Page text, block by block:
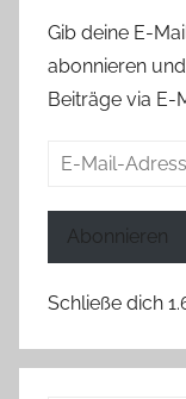
Gib deine E-
abonnieren
Beiträge via E-
E-
Abonnieren
Schließe dich